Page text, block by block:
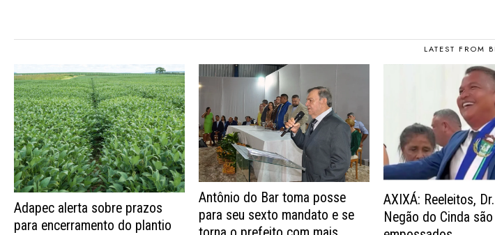
LATEST FROM
Adapec alerta sobre prazos
para encerramento do plantio
Antônio do Bar toma posse
para seu sexto mandato e se
AXIXÁ: Reeleitos,
Negão do Cinda são